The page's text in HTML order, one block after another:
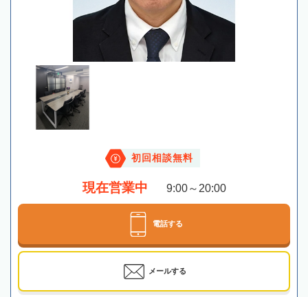
初回相談無料
現在営業中 9:00～20:00
電話する
メールする